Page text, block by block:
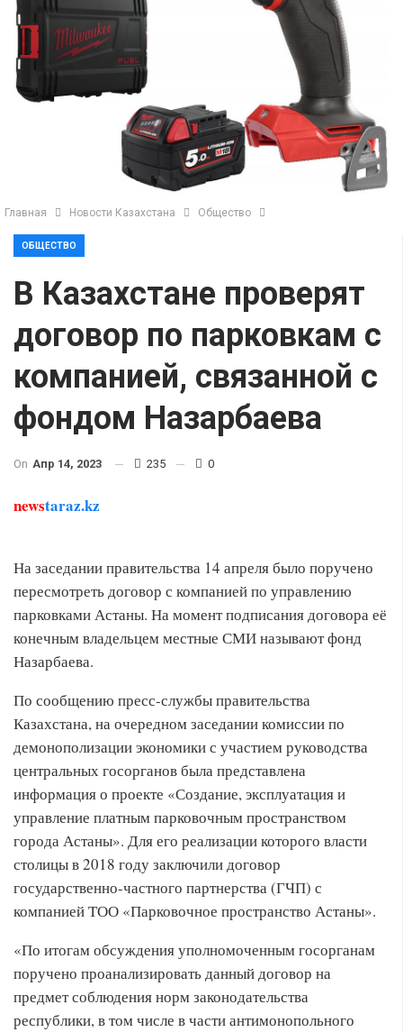
Главная Новости Казахстана Общество
ОБЩЕСТВО
В Казахстане проверят
договор по парковкам с
компанией, связанной с
фондом Назарбаева
On Апр 14, 2023 235 0
newstaraz.kz
На заседании правительства 14 апреля было поручено
пересмотреть договор с компанией по управлению
парковками Астаны. На момент подписания договора её
конечным владельцем местные СМИ называют фонд
Назарбаева.
По сообщению пресс-службы правительства
Казахстана, на очередном заседании комиссии по
демонополизации экономики с участием руководства
центральных госорганов была представлена
информация о проекте «Создание, эксплуатация и
управление платным парковочным пространством
города Астаны». Для его реализации которого власти
столицы в 2018 году заключили договор
государственно-частного партнерства (ГЧП) с
компанией ТОО «Парковочное пространство Астаны».
«По итогам обсуждения уполномоченным госорганам
поручено проанализировать данный договор на
предмет соблюдения норм законодательства
республики, в том числе в части антимонопольного